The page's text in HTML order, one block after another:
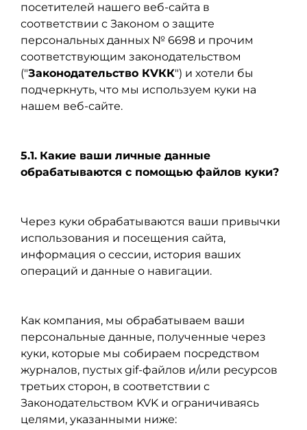
посетителей нашего веб-сайта в
соответствии с Законом о защите
персональных данных № 6698 и прочим
соответствующим законодательством
("Законодательство КVКК") и хотели бы
подчеркнуть, что мы используем куки на
нашем веб-сайте.
5.1. Какие ваши личные данные
обрабатываются с помощью файлов куки?
Через куки обрабатываются ваши привычки
использования и посещения сайта,
информация о сессии, история ваших
операций и данные о навигации.
Как компания, мы обрабатываем ваши
персональные данные, полученные через
куки, которые мы собираем посредством
журналов, пустых gif-файлов и/или ресурсов
третьих сторон, в соответствии с
Законодательством KVK и ограничиваясь
целями, указанными ниже: